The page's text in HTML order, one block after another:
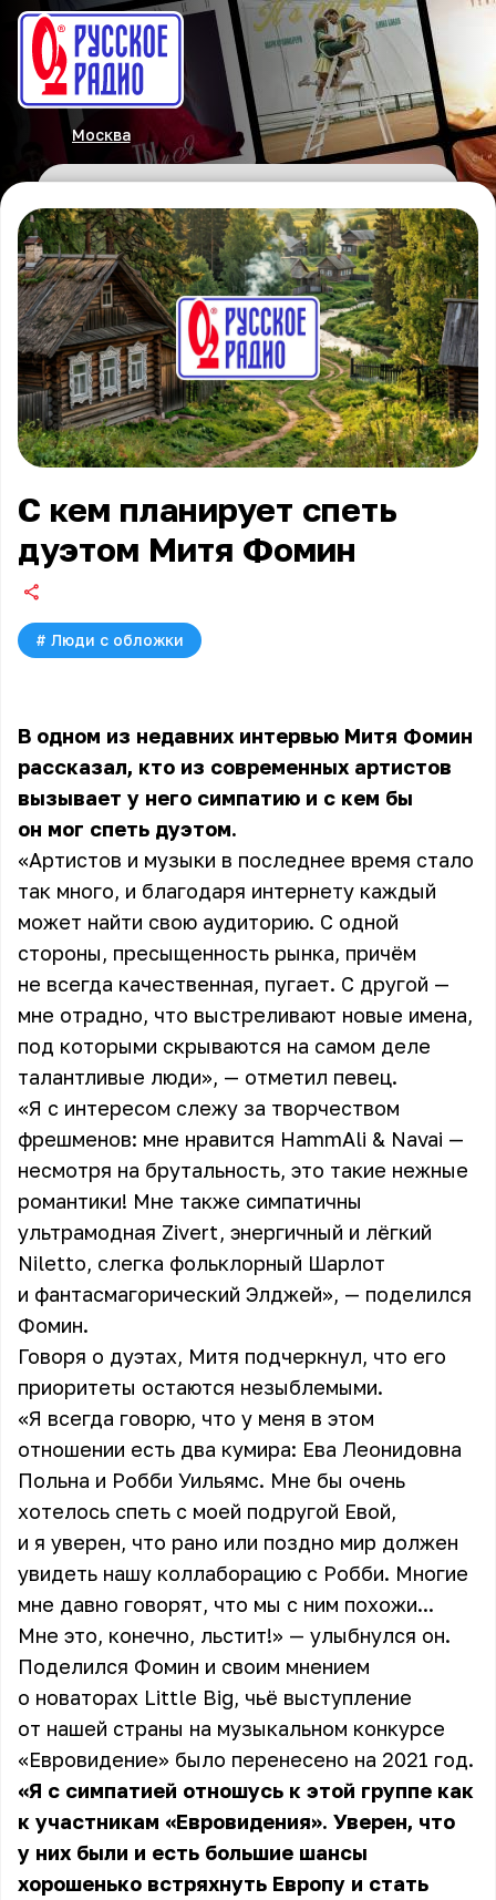
Москва
С кем планирует спеть
дуэтом Митя Фомин
# Люди с обложки
В одном из недавних интервью Митя Фомин
рассказал, кто из современных артистов
вызывает у него симпатию и с кем бы
он мог спеть дуэтом.
«Артистов и музыки в последнее время стало
так много, и благодаря интернету каждый
может найти свою аудиторию. С одной
стороны, пресыщенность рынка, причём
не всегда качественная, пугает. С другой —
мне отрадно, что выстреливают новые имена,
под которыми скрываются на самом деле
талантливые люди», — отметил певец.
«Я с интересом слежу за творчеством
фрешменов: мне нравится HammAli & Navai —
несмотря на брутальность, это такие нежные
романтики! Мне также симпатичны
ультрамодная Zivert, энергичный и лёгкий
Niletto, слегка фольклорный Шарлот
и фантасмагорический Элджей», — поделился
Фомин.
Говоря о дуэтах, Митя подчеркнул, что его
приоритеты остаются незыблемыми.
«Я всегда говорю, что у меня в этом
отношении есть два кумира: Ева Леонидовна
Польна и Робби Уильямс. Мне бы очень
хотелось спеть с моей подругой Евой,
и я уверен, что рано или поздно мир должен
увидеть нашу коллаборацию с Робби. Многие
мне давно говорят, что мы с ним похожи...
Мне это, конечно, льстит!» — улыбнулся он.
Поделился Фомин и своим мнением
о новаторах Little Big, чьё выступление
от нашей страны на музыкальном конкурсе
«Евровидение» было перенесено на 2021 год.
«Я с симпатией отношусь к этой группе как
к участникам «Евровидения». Уверен, что
у них были и есть большие шансы
хорошенько встряхнуть Европу и стать